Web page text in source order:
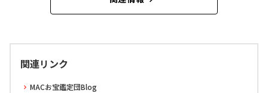
関連リンク
MACお宝鑑定団Blog